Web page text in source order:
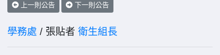
上一則公告 下一則公告
學務處 / 張貼者 衛生組長